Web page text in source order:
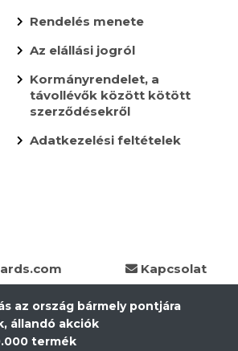
Rendelés menete
Az elállási jogról
Kormányrendelet, a
távollévők között kötött
szerződésekről
Adatkezelési feltételek
Kapcsolat
az ország bármely pontjára
állandó akciók
termék